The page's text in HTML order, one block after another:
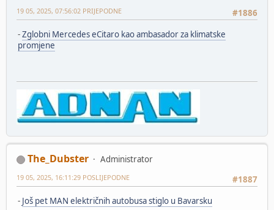
#1886
19 05, 2025, 07:56:02 PRIJEPODNE
-Zglobni Mercedes eCitaro kao ambasador za klimatske
promjene
The_Dubster
Administrator
#1887
19 05, 2025, 16:11:29 POSLIJEPODNE
- Još pet MAN električnih autobusa stiglo u Bavarsku